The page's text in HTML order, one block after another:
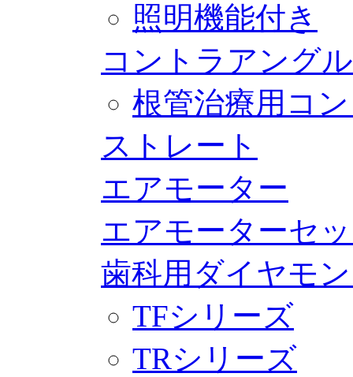
照明機能付き
コントラアングル
根管治療用コ
ストレート
エアモーター
エアモーターセ
歯科用ダイヤモ
TFシリーズ
TRシリーズ